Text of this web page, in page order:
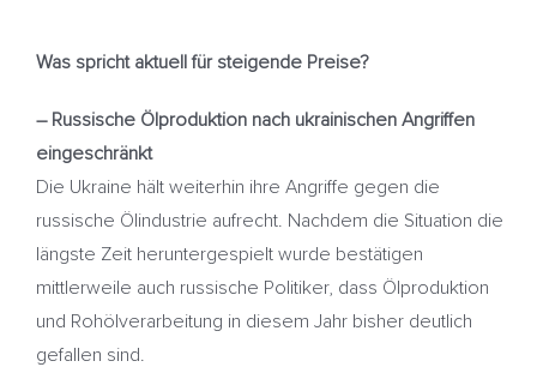
Was spricht aktuell für steigende Preise?
– Russische Ölproduktion nach ukrainischen Angriffen
eingeschränkt
Die Ukraine hält weiterhin ihre Angriffe gegen die
russische Ölindustrie aufrecht. Nachdem die Situation die
längste Zeit heruntergespielt wurde bestätigen
mittlerweile auch russische Politiker, dass Ölproduktion
und Rohölverarbeitung in diesem Jahr bisher deutlich
gefallen sind.